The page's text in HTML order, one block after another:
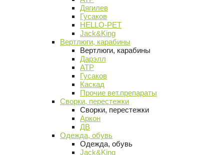
Дягилев
Гусаков
HELLO-PET
Jack&King
Вертлюги, карабины
Вертлюги, карабины
Дарэлл
АТР
Гусаков
Каскад
Прочие вет.препараты
Сворки, перестежки
Сворки, перестежки
Аркон
ДВ
Одежда, обувь
Одежда, обувь
Jack&King